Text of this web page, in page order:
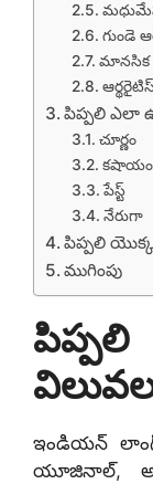
గుండె
మానసిక
పిప్పలి ఎలా
చూర్ణం
కషాయం
పేస్ట్
నేరుగా
పిప్పలి యొక్క
ముగింపు
ఇండియన్
యూజినాల్,